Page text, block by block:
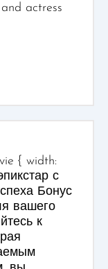
actress
{ width:
с
Бонус
вашего
к